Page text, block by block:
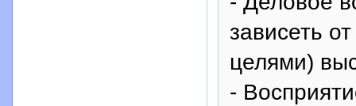
зависеть
целями)
-